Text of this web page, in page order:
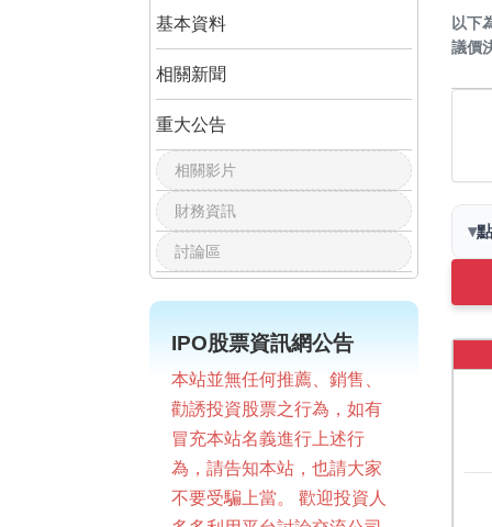
基本資料
相關新聞
重大公告
相關影片
財務資訊
討論區
IPO股票資訊網公告
本站並無任何推薦、銷售、
勸誘投資股票之行為，如有
冒充本站名義進行上述行
為，請告知本站，也請大家
不要受騙上當。 歡迎投資人
以下
議價
▾